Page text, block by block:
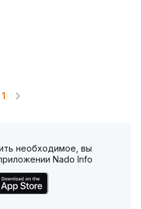
1
необходимое, вы
Nado Info